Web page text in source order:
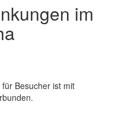
im
Besucher ist mit